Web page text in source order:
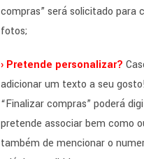
compras” será solicitado para
fotos;
› Pretende personalizar?
adicionar um texto a seu
“Finalizar compras” poderá
pretende associar bem como
também de mencionar o